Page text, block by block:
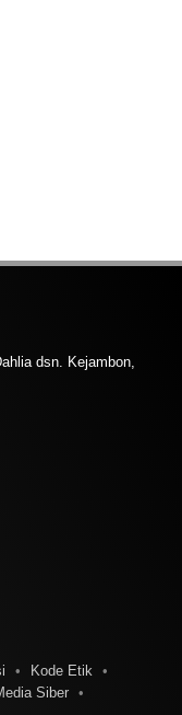
dsn. Kejambon,
Kode Etik
Siber